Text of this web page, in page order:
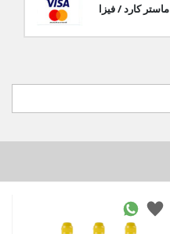
ماستر كارد / فيزا